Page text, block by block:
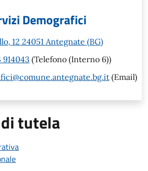
Demografici
12 24051 Antegnate (BG)
914043 (Telefono (Interno 6))
(Email)
tutela